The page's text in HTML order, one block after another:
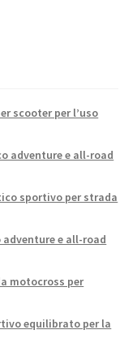
scooter per l’uso
adventure e all-road
sportivo per strada
adventure e all-road
motocross per
equilibrato per la